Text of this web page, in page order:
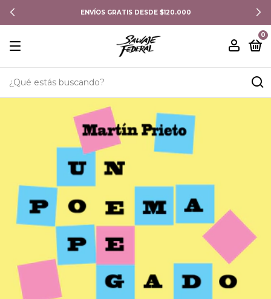
ENVÍOS GRATIS DESDE $120.000
0